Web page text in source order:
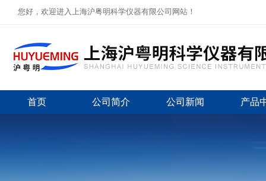
您好，欢迎进入上海沪粤明科学仪器有限公司网站！
首页 公司简介 公司新闻 产品